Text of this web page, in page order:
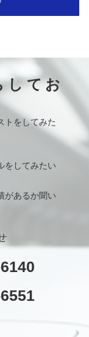
してお
をしてみた
してみたい
あるか聞い